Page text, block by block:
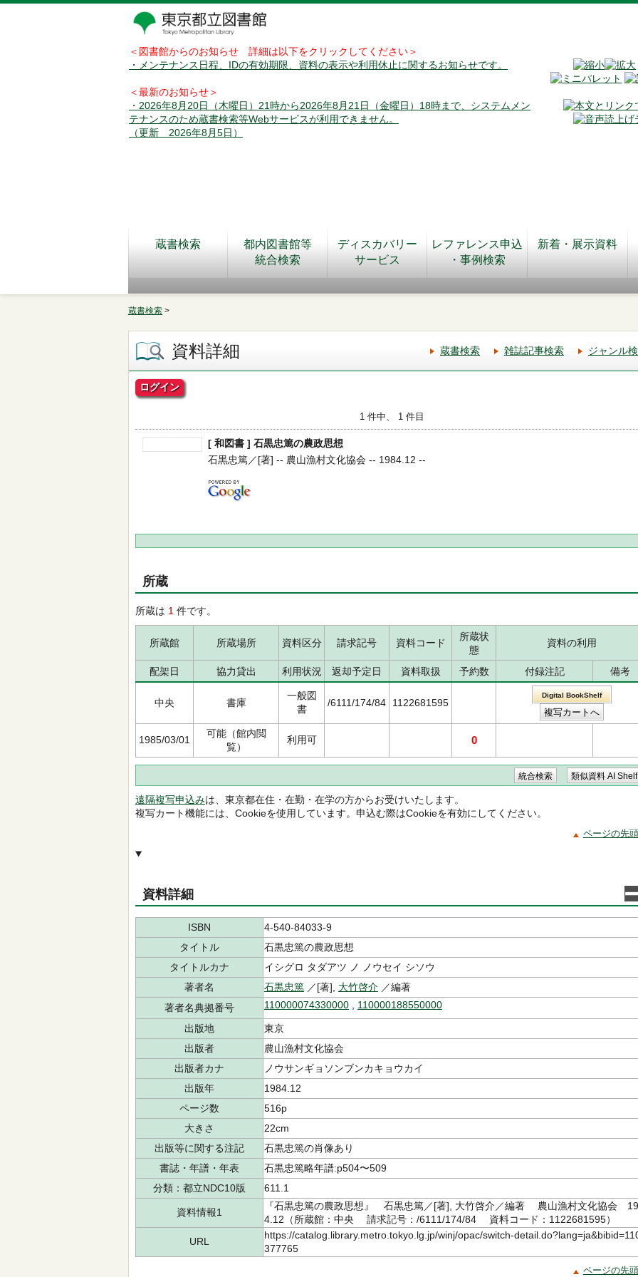
＜図書館からのお知らせ 詳細は以下をクリックしてください＞
・メンテナンス日程、IDの有効期限、資料の表示や利用休止に関するお知らせです。
＜最新のお知らせ＞
・2026年8月20日（木曜日）21時から2026年8月21日（金曜日）18時まで、システムメン
テナンスのため蔵書検索等Webサービスが利用できません。
（更新 2026年8月5日）
蔵書検索
都内図書館等
統合検索
ディスカバリー
サービス
レファレンス申込
・事例検索
新着・展示資料
蔵書検索 >
資料詳細 蔵書検索 雑誌記事検索 ジャンル
ログイン
1 件中、 1 件目
[ 和図書 ] 石黒忠篤の農政思想
石黒忠篤／[著] -- 農山漁村文化協会 -- 1984.12 --
所蔵
所蔵は 1 件です。
所蔵館 所蔵場所 資料区分 請求記号 資料コード
所蔵状
態
資料の利用
配架日 協力貸出 利用状況 返却予定日 資料取扱 予約数 付録注記 備考
中央 書庫
一般図
書
/6111/174/84 1122681595
Digital BookShelf
1985/03/01
可能（館内閲
覧）
利用可 0
遠隔複写申込みは、東京都在住・在勤・在学の方からお受けいたします。
複写カート機能には、Cookieを使用しています。申込む際はCookieを有効にしてください。
ページの先
資料詳細
ISBN
4-540-84033-9
タイトル
石黒忠篤の農政思想
タイトルカナ
イシグロ タダアツ ノ ノウセイ シソウ
著者名
石黒忠篤 ／[著], 大竹啓介 ／編著
著者名典拠番号
110000074330000 110000188550000
出版地
東京
出版者
農山漁村文化協会
出版者カナ
ノウサンギョソンブンカキョウカイ
出版年
1984.12
ページ数
516p
大きさ
22cm
出版等に関する注記
石黒忠篤の肖像あり
書誌・年譜・年表
石黒忠篤略年譜:p504〜509
分類：都立NDC10版
611.1
資料情報1
『石黒忠篤の農政思想』 石黒忠篤／[著], 大竹啓介／編著 農山漁村文化協会
4.12（所蔵館：中央 請求記号：/6111/174/84 資料コード：1122681595）
URL
https://catalog.library.metro.tokyo.lg.jp/winj/opac/switch-
377765
ページの先